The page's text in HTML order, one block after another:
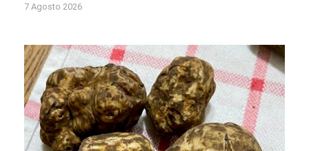
7 Agosto 2026